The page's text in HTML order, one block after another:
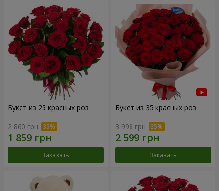
Букет из 25 красных роз
2 860 грн
Заказать
Букет из 35 красных роз
3 998 грн
Заказать